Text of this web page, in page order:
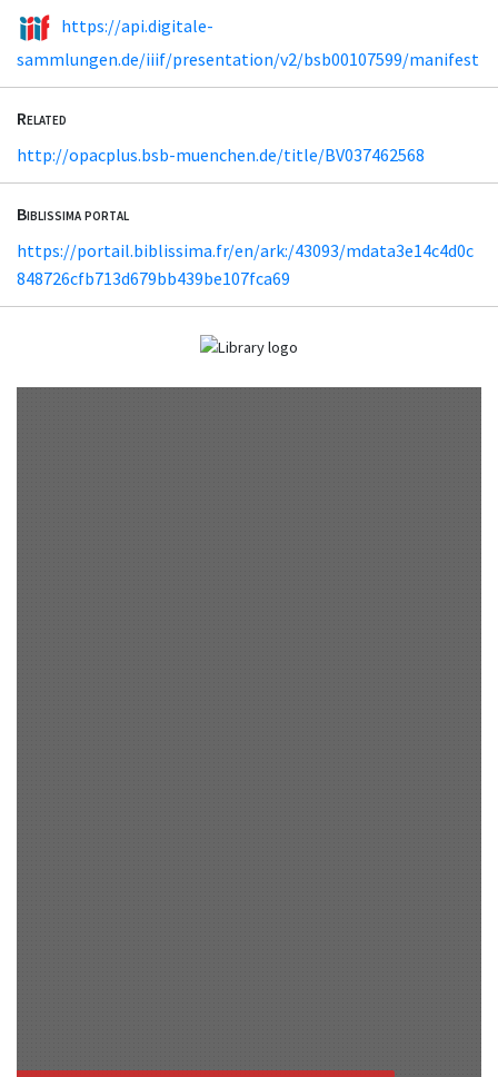
https://api.digitale-
sammlungen.de/iiif/presentation/v2/bsb00107599/manifest
Related
http://opacplus.bsb-muenchen.de/title/BV037462568
Biblissima portal
https://portail.biblissima.fr/en/ark:/43093/mdata3e14c4d0c
848726cfb713d679bb439be107fca69